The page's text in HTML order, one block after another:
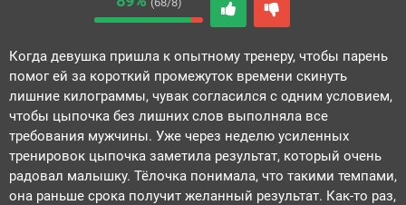
Когда девушка пришла к опытному тренеру, чтобы парень
помог ей за короткий промежуток времени скинуть
лишние килограммы, чувак согласился с одним условием,
чтобы цыпочка без лишних слов выполняла все
требования мужчины. Уже через неделю усиленных
тренировок цыпочка заметила результат, который очень
радовал малышку. Тёлочка понимала, что такими темпами,
она раньше срока получит желанный результат. Как-то раз,